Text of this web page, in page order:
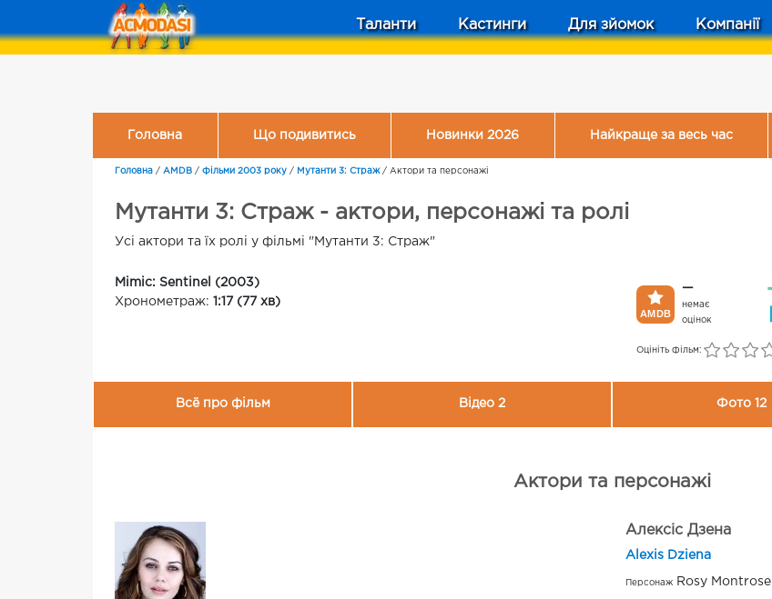
Таланти Кастинги Для зйомок Компанії
Головна Що подивитись Новинки 2026 Найкраще за весь час
Головна / AMDB / Фільми 2003 року / Мутанти 3: Страж/ Актори та персонажі
Мутанти 3: Страж - актори, персонажі та ролі
Усі актори та їх ролі у фільмі "Мутанти 3: Страж"
Mimic: Sentinel (2003)
Хронометраж: 1:17 (77 хв)
—
немає
оцінок
Оцініть фільм:
Всё про фільм Відео 2 Фото 12
Актори та персонажі
Алексіс Дзена
Alexis Dziena
Персонаж Rosy Montrose